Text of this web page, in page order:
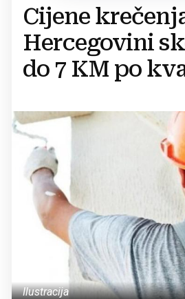
Cijene
Hercegovini
do 7 KM po
Ilustracija